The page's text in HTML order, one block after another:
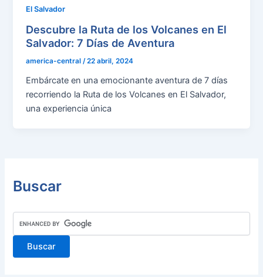
El Salvador
Descubre la Ruta de los Volcanes en El
Salvador: 7 Días de Aventura
america-central/22 abril, 2024
Embárcate en una emocionante aventura de 7 días
recorriendo la Ruta de los Volcanes en El Salvador,
una experiencia única
Buscar